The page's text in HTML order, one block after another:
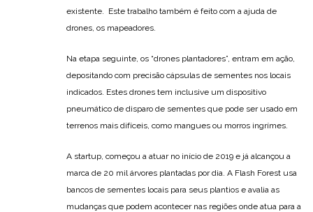
existente. Este trabalho também é feito com a ajuda de
drones, os mapeadores.
Na etapa seguinte, os “drones plantadores”, entram em ação,
depositando com precisão cápsulas de sementes nos locais
indicados. Estes drones tem inclusive um dispositivo
pneumático de disparo de sementes que pode ser usado em
terrenos mais difíceis, como mangues ou morros ingrímes.
A startup, começou a atuar no início de 2019 e já alcançou a
marca de 20 mil árvores plantadas por dia. A Flash Forest usa
bancos de sementes locais para seus plantios e avalia as
mudanças que podem acontecer nas regiões onde atua para a